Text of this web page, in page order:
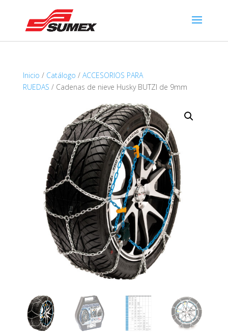
Inicio / Catálogo / ACCESORIOS PARA
RUEDAS / Cadenas de nieve Husky BUTZI de 9mm